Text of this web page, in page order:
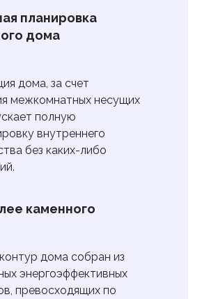
планировка
дома
дома, за счет
межкомнатных несущих
полную
внутреннего
без каких-либо
каменного
дома собран из
энергоэффективных
превосходящих по